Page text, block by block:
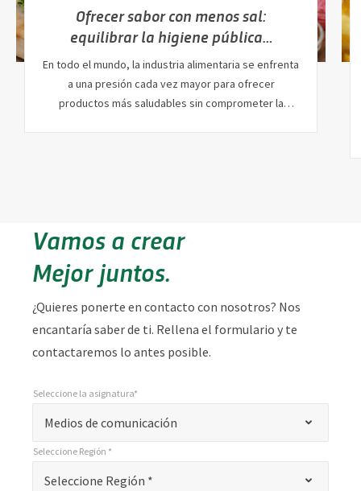
Ofrecer sabor con menos sal:
equilibrar la higiene pública…
En todo el mundo, la industria alimentaria se enfrenta
a una presión cada vez mayor para ofrecer
productos más saludables sin comprometer la
Vamos a crear
Mejor juntos.
¿Quieres ponerte en contacto con nosotros? Nos
encantaría saber de ti. Rellena el formulario y te
contactaremos lo antes posible.
"
indica
Medios de comunicación
Seleccione la asignatura*
Seleccione Región *
Seleccione Región *